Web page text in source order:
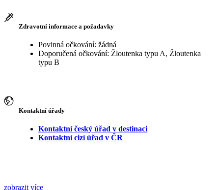
Zdravotní informace a požadavky
Povinná očkování: žádná
Doporučená očkování: Žloutenka typu A, Žloutenka
typu B
Kontaktní úřady
Kontaktní český úřad v destinaci
Kontaktní cizí úřad v ČR
zobrazit více